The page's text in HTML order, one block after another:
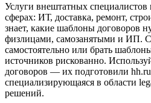
Услуги внештатных специалистов
сферах: ИТ, доставка, ремонт,
знает, какие шаблоны договоров
физлицами, самозанятыми и ИП.
самостоятельно или брать
источников рискованно.
договоров — их подготовили
специализирующаяся в области
решений.